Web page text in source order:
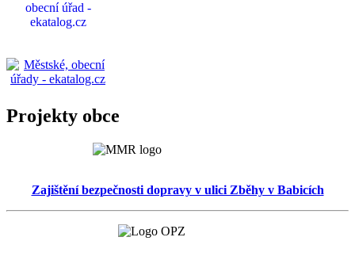
Projekty obce
Zajištění bezpečnosti dopravy v ulici Zběhy v Babicích